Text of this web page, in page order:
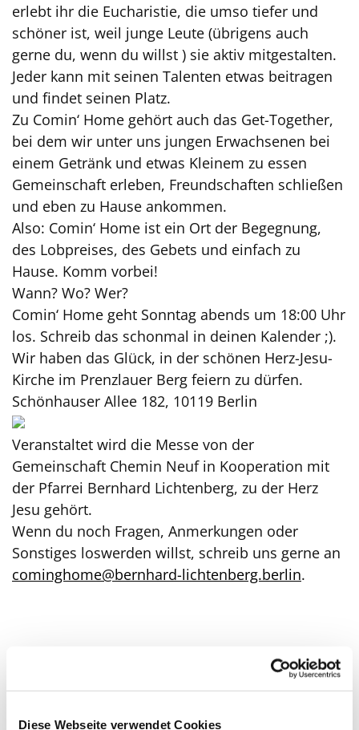
Diese Webseite verwendet Cookies
erlebt ihr die Eucharistie, die umso tiefer und
schöner ist, weil junge Leute (übrigens auch
gerne du, wenn du willst ) sie aktiv mitgestalten.
Jeder kann mit seinen Talenten etwas beitragen
und findet seinen Platz.
Zu Comin‘ Home gehört auch das Get-Together,
bei dem wir unter uns jungen Erwachsenen bei
einem Getränk und etwas Kleinem zu essen
Gemeinschaft erleben, Freundschaften schließen
und eben zu Hause ankommen.
Also: Comin‘ Home ist ein Ort der Begegnung,
des Lobpreises, des Gebets und einfach zu
Hause. Komm vorbei!
Wann? Wo? Wer?
Comin‘ Home geht Sonntag abends um 18:00 Uhr
los. Schreib das schonmal in deinen Kalender ;).
Wir haben das Glück, in der schönen Herz-Jesu-
Kirche im Prenzlauer Berg feiern zu dürfen.
Schönhauser Allee 182, 10119 Berlin
Veranstaltet wird die Messe von der
Gemeinschaft Chemin Neuf in Kooperation mit
der Pfarrei Bernhard Lichtenberg, zu der Herz
Jesu gehört.
Wenn du noch Fragen, Anmerkungen oder
Sonstiges loswerden willst, schreib uns gerne an
cominghome@bernhard-lichtenberg.berlin.